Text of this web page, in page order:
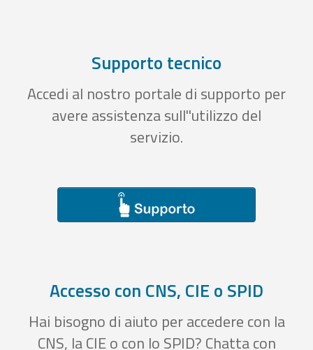
Supporto tecnico
Accedi al nostro portale di supporto per
avere assistenza sull''utilizzo del
servizio.
Accesso con CNS, CIE o SPID
Hai bisogno di aiuto per accedere con la
CNS, la CIE o con lo SPID? Chatta con